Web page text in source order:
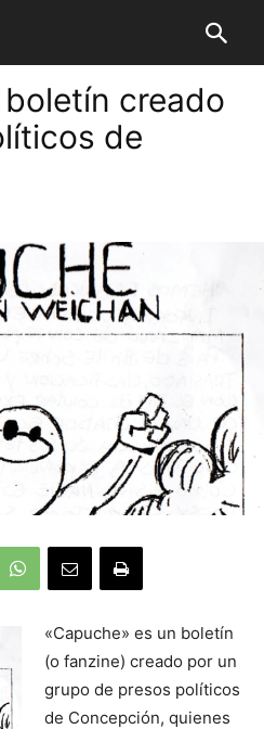
boletín creado
de
«Capuche» es un boletín
(o fanzine) creado por un
grupo de presos políticos
de Concepción, quienes